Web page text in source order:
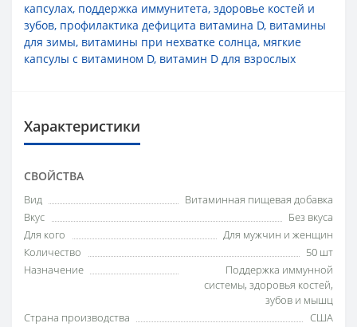
капсулах, поддержка иммунитета, здоровье костей и
зубов, профилактика дефицита витамина D, витамины
для зимы, витамины при нехватке солнца, мягкие
капсулы с витамином D, витамин D для взрослых
Характеристики
СВОЙСТВА
Вид
Витаминная пищевая добавка
Вкус
Без вкуса
Для кого
Для мужчин и женщин
Количество
50 шт
Назначение
Поддержка иммунной
системы, здоровья костей,
зубов и мышц
Страна производства
США